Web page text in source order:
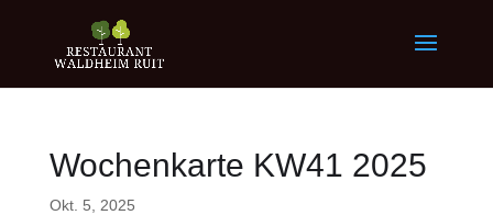
Wochenkarte KW41 2025
Okt. 5, 2025